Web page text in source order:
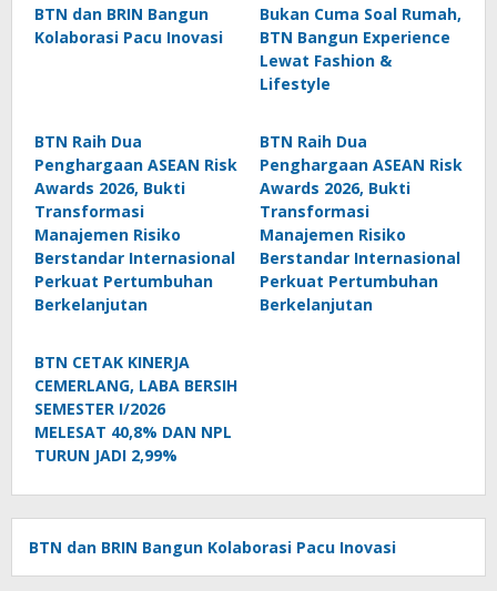
BTN dan BRIN Bangun
Kolaborasi Pacu Inovasi
Bukan Cuma Soal Rumah,
BTN Bangun Experience
Lewat Fashion &
Lifestyle
BTN Raih Dua
Penghargaan ASEAN Risk
Awards 2026, Bukti
Transformasi
Manajemen Risiko
Berstandar Internasional
Perkuat Pertumbuhan
Berkelanjutan
BTN Raih Dua
Penghargaan ASEAN Risk
Awards 2026, Bukti
Transformasi
Manajemen Risiko
Berstandar Internasional
Perkuat Pertumbuhan
Berkelanjutan
BTN CETAK KINERJA
CEMERLANG, LABA BERSIH
SEMESTER I/2026
MELESAT 40,8% DAN NPL
TURUN JADI 2,99%
BTN dan BRIN Bangun Kolaborasi Pacu Inovasi